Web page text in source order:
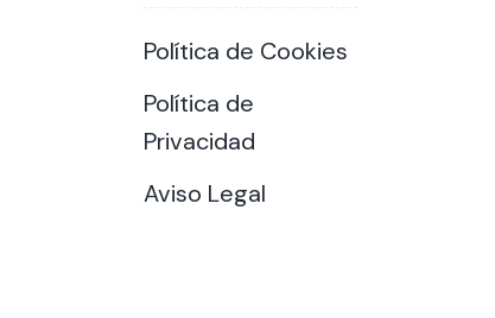
Política de Cookies
Política de
Privacidad
Aviso Legal